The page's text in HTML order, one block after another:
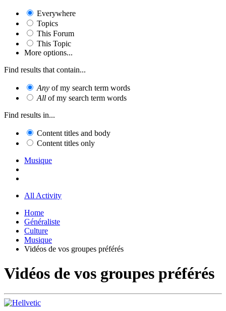
Everywhere
Topics
This Forum
This Topic
More options...
Find results that contain...
Any of my search term words
All of my search term words
Find results in...
Content titles and body
Content titles only
Musique
All Activity
Home
Généraliste
Culture
Musique
Vidéos de vos groupes préférés
Vidéos de vos groupes préférés